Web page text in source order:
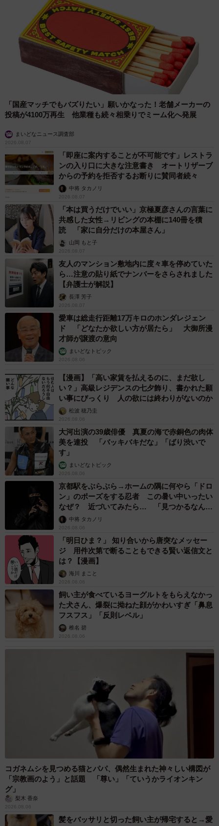
「国産マッチでもバズりたい」願いかなった！老舗メーカーの
投稿が4100万再生 他業種も続々相乗りでミーム化へ発展
まいどなニュース調査部
2026.08.07
「即座に案内することが不可能です」レストラ
ンの入り口に大きな注意書き オートリザーブ
からの予約を拒否するお断りに賛同者続々
中将 タカノリ
2026.08.07
「本は買うだけでいい」京極夏彦さんの言葉に
共感した女性→リビングの本棚に140冊を積
読 「家に自分だけの本屋さん」
山岡 もと子
2026.08.07
友人のマンション敷地内に度々車を停めていた
ら…注意の貼り紙でナンバーをさらされました
【弁護士が解説】
長澤 芳子
2026.08.07
愛車は総走行距離17万キロのホンダレジェン
ド 「どなたか欲しい方が居たら」 大御所漫
才師が譲渡の意向
まいどなトピック
2026.08.06
【漫画】「高い家賃を払えるのに、まだ欲し
い？」高級レジデンスの七夕飾り、書かれた願
い事にびっくり 人の欲には終わりがないのか
松波 穂乃圭
2026.08.06
大河出演の39歳俳優 真夏の海で赤銅色の肉体
美を連投 「バッキバキだな」「ばり渋いで
す」
まいどなトピック
2026.08.06
京都駅をぶらぶら→ホームの隅に何やら「ドロ
ン」のポーズをする忍者 この暑い中いったい
なぜ？ 近づいてみたら… 「見つかるなんて
未熟」中将 タカノリ
2026.08.06
「明日ひま？」 知り合いから唐突なメッセー
ジ 用件次第で断ることもできる賢い返信文と
は？【漫画】
海川 まこと
2026.08.06
飼い主が食べているヨーグルトをもらえなかっ
た犬さん、爆裂に拗ねた顔がかわいすぎ「鼻息
フスフス」「反則レベル」
椎名 碧
2026.08.06
コガネムシを見つめる猫とパパ、偶然生まれた神々しい構図が
「宗教画のよう」と話題 「尊い」「ていうかライオンキン
グ」
梨木 香奈
2026.08.06
髪をバッサリと切った飼い主が帰宅すると→愛